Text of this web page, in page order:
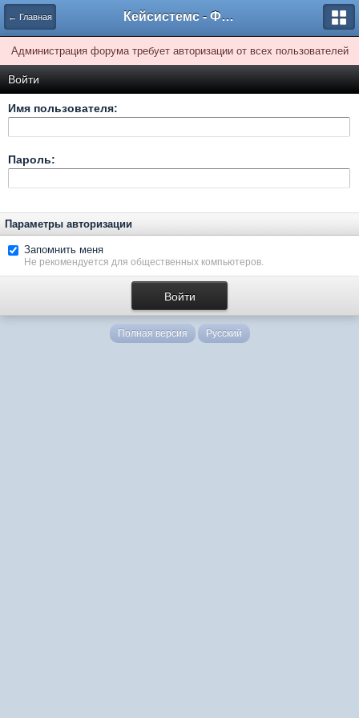
← Главная Кейсистемс - Форумы
Администрация форума требует авторизации от всех пользователей
Войти
Имя пользователя:
Пароль:
Параметры авторизации
Запомнить меня
Не рекомендуется для общественных компьютеров.
Полная версия Русский